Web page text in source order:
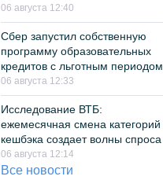
06 августа 12:40
Сбер запустил собственную
программу образовательных
кредитов с льготным периодом
06 августа 12:33
Исследование ВТБ:
ежемесячная смена категорий
кешбэка создает волны спроса
06 августа 12:14
Все новости